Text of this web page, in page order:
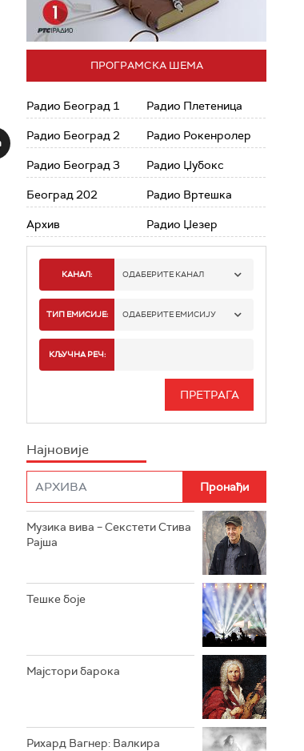
ПРОГРАМСКА ШЕМА
Радио Београд 1
Радио Београд 2
Радио Београд 3
Београд 202
Архив
Радио Плетеница
Радио Рокенролер
Радио Џубокс
Радио Вртешка
Радио Џезер
КАНАЛ: ОДАБЕРИТЕ КАНАЛ
РАДИО БЕОГРАД 1
РАДИО БЕОГРАД 3
РАДИО РОКЕНРОЛЕР
РАДИО ЏУБОКС
РАДИО ВРТЕШКА
РАДИО ЏЕЗЕР
ТИП ЕМИСИЈЕ: ОДАБЕРИТЕ ЕМИСИЈУ
ИНФО
КЉУЧНА РЕЧ:
Најновије
Музика вива – Секстети Стива
Рајша
Тешке боје
Мајстори барока
Рихард Вагнер: Валкира